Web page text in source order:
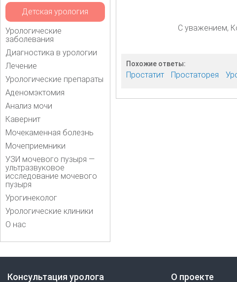
Детская урология
Урологические
заболевания
Диагностика в урологии
Лечение
Урологические препараты
Аденомэктомия
Анализ мочи
Кавернит
Мочекаменная болезнь
Мочеприемники
УЗИ мочевого пузыря —
ультразвуковое
исследование мочевого
пузыря
Урогинеколог
Урологические клиники
О нас
С уважением,
Похожие ответы:
Простатит Простаторея
Консультация уролога О проекте